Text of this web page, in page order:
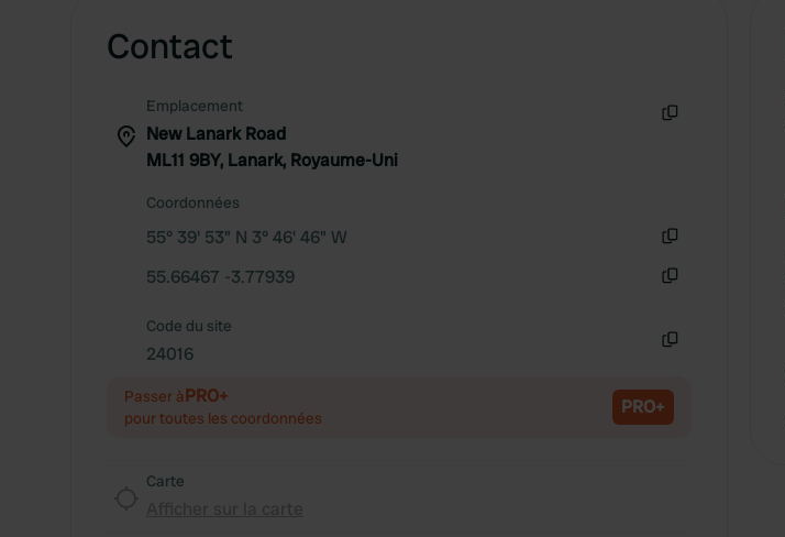
Contact
Emplacement
New Lanark Road
ML11 9BY, Lanark, Royaume-Uni
Coordonnées
55° 39' 53" N 3° 46' 46" W
55.66467 -3.77939
Code du site
24016
Passer àPRO+
pour toutes les coordonnées PRO+
Carte